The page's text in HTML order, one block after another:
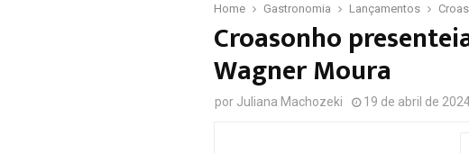
Home Gastronomia Lançamentos
Croasonho
Wagner Moura
por Juliana Machozeki 19 de abril de